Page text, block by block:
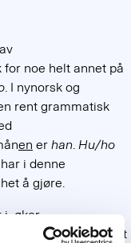
noe helt annet på
. I nynorsk og
rent grammatisk
en er han. Hu/ho
i denne
å gjøre.
i, øker
dersom fartøyet